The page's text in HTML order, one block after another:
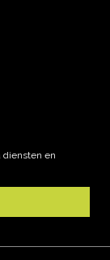
diensten en